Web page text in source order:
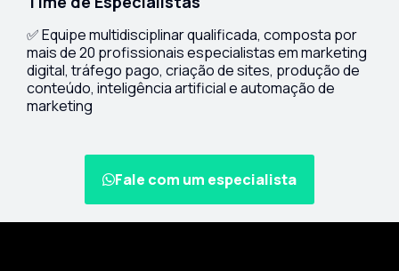
✅ Equipe multidisciplinar qualificada, composta por
mais de 20 profissionais especialistas em marketing
digital, tráfego pago, criação de sites, produção de
conteúdo, inteligência artificial e automação de
marketing
Fale com um especialista